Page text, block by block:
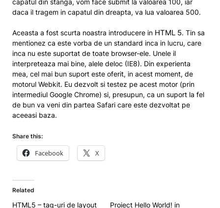
capatul din stanga, vom face submit la valoarea 100, iar
daca il tragem in capatul din dreapta, va lua valoarea 500.
Aceasta a fost scurta noastra introducere in HTML 5. Tin sa
mentionez ca este vorba de un standard inca in lucru, care
inca nu este suportat de toate browser-ele. Unele il
interpreteaza mai bine, alele deloc (IE8). Din experienta
mea, cel mai bun suport este oferit, in acest moment, de
motorul Webkit. Eu dezvolt si testez pe acest motor (prin
intermediul Google Chrome) si, presupun, ca un suport la fel
de bun va veni din partea Safari care este dezvoltat pe
aceeasi baza.
Share this:
Facebook X
Related
HTML5 – tag-uri de layout
Proiect Hello World! in